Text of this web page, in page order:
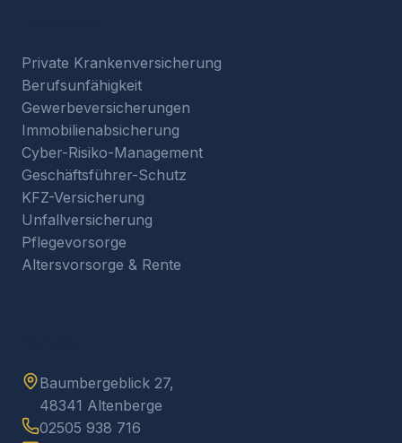
Private Krankenversicherung
Berufsunfähigkeit
Gewerbeversicherungen
Immobilienabsicherung
Cyber-Risiko-Management
Geschäftsführer-Schutz
KFZ-Versicherung
Unfallversicherung
Pflegevorsorge
Altersvorsorge & Rente
Baumbergeblick 27,
48341 Altenberge
02505 938 716